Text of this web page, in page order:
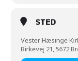
STED
Vester Hæsinge
Birkevej 21, 5672